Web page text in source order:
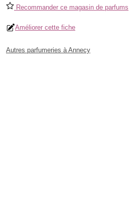
Recommander ce magasin de parfums
Améliorer cette fiche
Autres parfumeries à Annecy